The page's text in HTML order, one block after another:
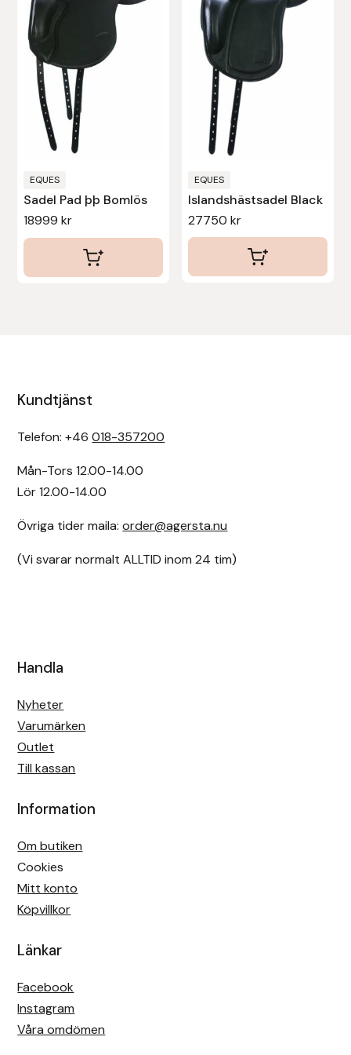
EQUES
Sadel Pad þþ Bomlös
18999kr
flera
varianter.
De
olika
alternativen
kan
väljas
produktsidan
EQUES
Islandshästsadel Black
27750 kr
flera
varianter.
olika
alternativen
väljas
produktsidan
Kundtjänst
Telefon: +46018-357200
Mån-Tors 12.00-14.00
Lör 12.00-14.00
Övriga tider maila:order@agersta.nu
(Vi svarar normalt ALLTID inom 24 tim)
Handla
Nyheter
Varumärken
Outlet
Till kassan
Information
Om butiken
Cookies
Mitt konto
Köpvillkor
Länkar
Facebook
Instagram
Våra omdömen